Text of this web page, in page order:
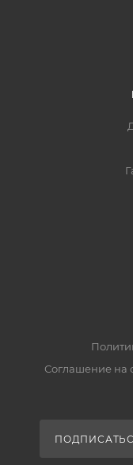
Соглашение на